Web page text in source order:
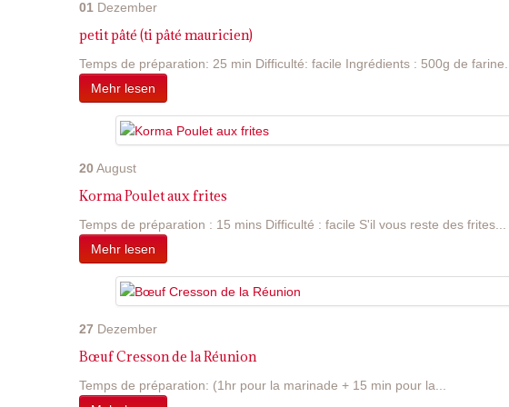
01 Dezember
petit pâté (ti pâté mauricien)
Temps de préparation: 25 min Difficulté: facile Ingrédients : 500g de farine...
Mehr lesen
20 August
Korma Poulet aux frites
Temps de préparation : 15 mins Difficulté : facile S'il vous reste des frites...
Mehr lesen
27 Dezember
Bœuf Cresson de la Réunion
Temps de préparation: (1hr pour la marinade + 15 min pour la...